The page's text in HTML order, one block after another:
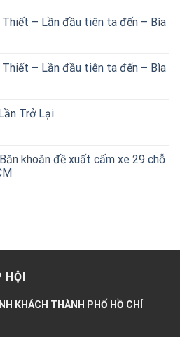
Thiết – Lần đầu tiên ta đến – Bìa
Thiết – Lần đầu tiên ta đến – Bìa
Trở Lại
khoăn đề xuất cấm xe 29 chỗ
HỘI
KHÁCH THÀNH PHỐ HỒ CHÍ